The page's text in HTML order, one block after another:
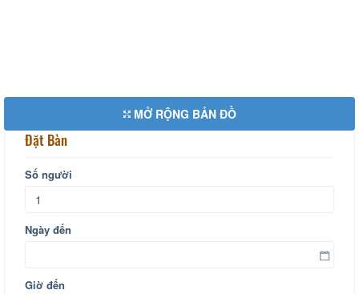
MỞ RỘNG BẢN ĐỒ
Đặt Bàn
Số người
Ngày đến
Giờ đến